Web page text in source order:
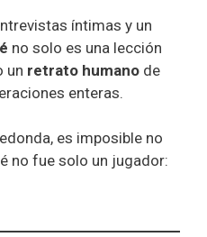
íntimas y un
no solo es una lección
un retrato humano de
enteras.
es imposible no
no fue solo un jugador: